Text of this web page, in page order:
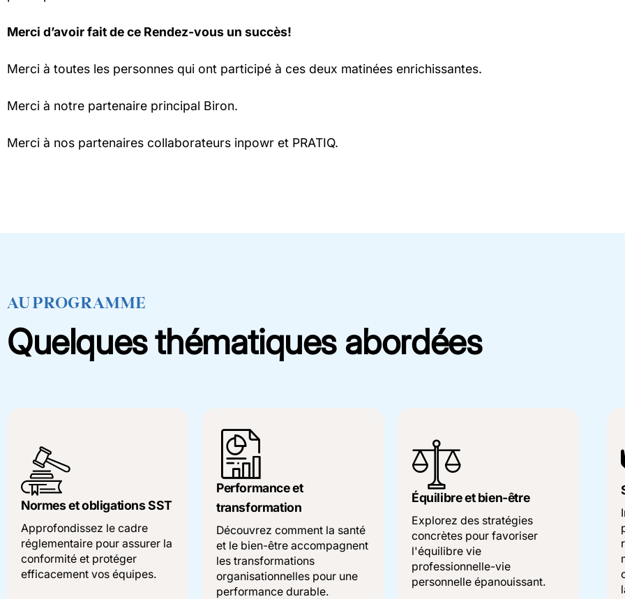
Merci d’avoir fait de ce Rendez-vous un succès!
Merci à toutes les personnes qui ont participé à ces deux matinées enrichissantes.
Merci à notre partenaire principal Biron.
Merci à nos partenaires collaborateurs inpowr et PRATIQ.
AU PROGRAMME
Quelques thématiques abordées
Normes et obligations SST
Approfondissez le cadre
réglementaire pour assurer la
conformité et protéger
efficacement vos équipes.
Performance et
transformation
Découvrez comment la santé
et le bien-être accompagnent
les transformations
organisationnelles pour une
performance durable.
Équilibre et bien-être
Explorez des stratégies
concrètes pour favoriser
l'équilibre vie
professionnelle-vie
personnelle épanouissant.